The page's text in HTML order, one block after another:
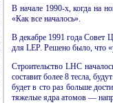
В начале 1990-х, когда на
«Как все началось».
В декабре 1991 года Совет
для LEP. Решено было, что
Строительство LHC
составит более 8тесла,
будет в сто раз больше
тяжелые ядра атомов —